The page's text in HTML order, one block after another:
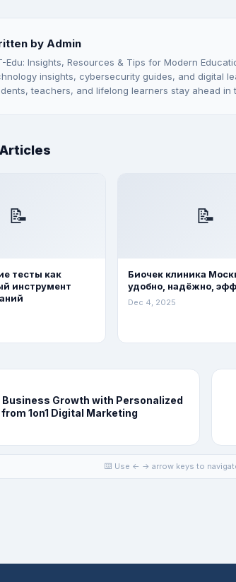
by Admin
Edu: Insights, Resources & Tips for Modern
insights, cybersecurity guides, and digital
teachers, and lifelong learners stay ahead in
Articles
📝
тесты как
инструмент
📝
Биочек клиника
удобно, надёжно,
Dec 4, 2025
Business Growth with Personalized
1on1 Digital Marketing
⌨️ Use ← → arrow keys to